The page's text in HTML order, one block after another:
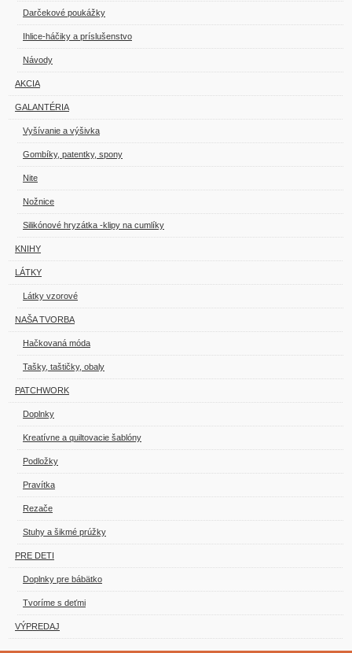
Darčekové poukážky
Ihlice-háčiky a príslušenstvo
Návody
AKCIA
GALANTÉRIA
Vyšívanie a výšivka
Gombíky, patentky, spony
Nite
Nožnice
Silikónové hryzátka -klipy na cumlíky
KNIHY
LÁTKY
Látky vzorové
NAŠA TVORBA
Hačkovaná móda
Tašky, taštičky, obaly
PATCHWORK
Doplnky
Kreatívne a quiltovacie šablóny
Podložky
Pravítka
Rezače
Stuhy a šikmé prúžky
PRE DETI
Doplnky pre bábätko
Tvoríme s deťmi
VÝPREDAJ